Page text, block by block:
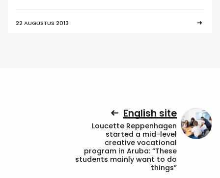
22 AUGUSTUS 2013
English site
Loucette Reppenhagen
started a mid-level
creative vocational
program in Aruba: “These
students mainly want to do
things”